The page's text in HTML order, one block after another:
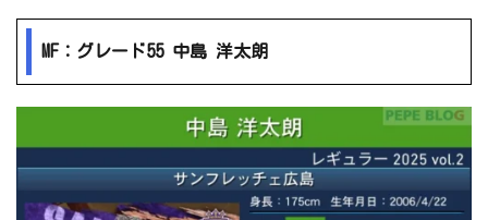
MF：グレード55 中島 洋太朗